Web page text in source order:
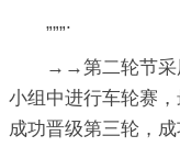
„„„.
→→第二轮节采
小组中进行车轮赛
成功晋级第三轮，